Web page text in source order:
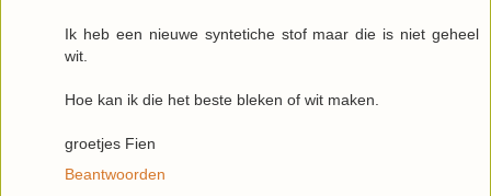
Ik heb een nieuwe syntetiche stof maar die is niet geheel
wit.
Hoe kan ik die het beste bleken of wit maken.
groetjes Fien
Beantwoorden